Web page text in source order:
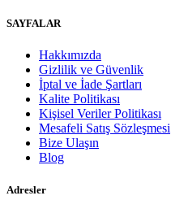
SAYFALAR
Hakkımızda
Gizlilik ve Güvenlik
İptal ve İade Şartları
Kalite Politikası
Kişisel Veriler Politikası
Mesafeli Satış Sözleşmesi
Bize Ulaşın
Blog
Adresler